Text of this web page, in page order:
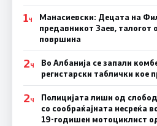
1Ч
Манасиевски: Децата на
предавникот Заев,
површина
2Ч
Во Албанија се запали
регистарски таблички кое
2Ч
Полицијата лиши од
со сообраќајната несреќа
19-годишен мотоциклист